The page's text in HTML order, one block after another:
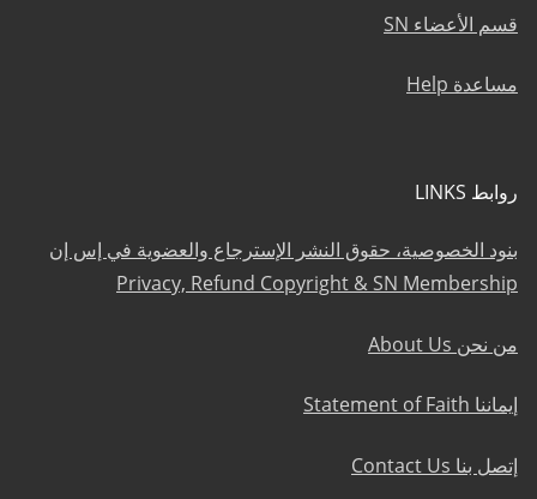
قسم الأعضاء SN
مساعدة Help
روابط LINKS
بنود الخصوصية، حقوق النشر الإسترجاع والعضوية في إس إن
Privacy, Refund Copyright & SN Membership
من نحن About Us
إيماننا Statement of Faith
إتصل بنا Contact Us